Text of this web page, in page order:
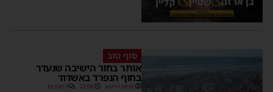
סוף טוב
אותר בחור הישיבה שנעדר
בחוף הנפרד באשדוד
מנחם דויטש 22:08 3 תגובות